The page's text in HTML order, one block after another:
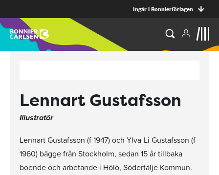
Ingår i Bonnierförlagen
Lennart Gustafsson
Illustratör
Lennart Gustafsson (f 1947) och Ylva-Li Gustafsson (f
1960) bägge från Stockholm, sedan 15 år tillbaka
boende och arbetande i Hölö, Södertälje Kommun.